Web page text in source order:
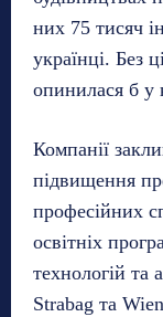
них 75 тисяч
українці. Без
опинилася б у
Компанії
підвищення
професійних
освітніх
технологій та
Strabag та